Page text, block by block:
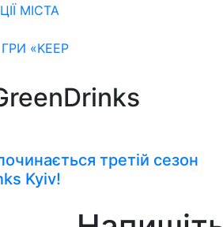
МІСТА
«KEEP
третій сезон
Kyiv!